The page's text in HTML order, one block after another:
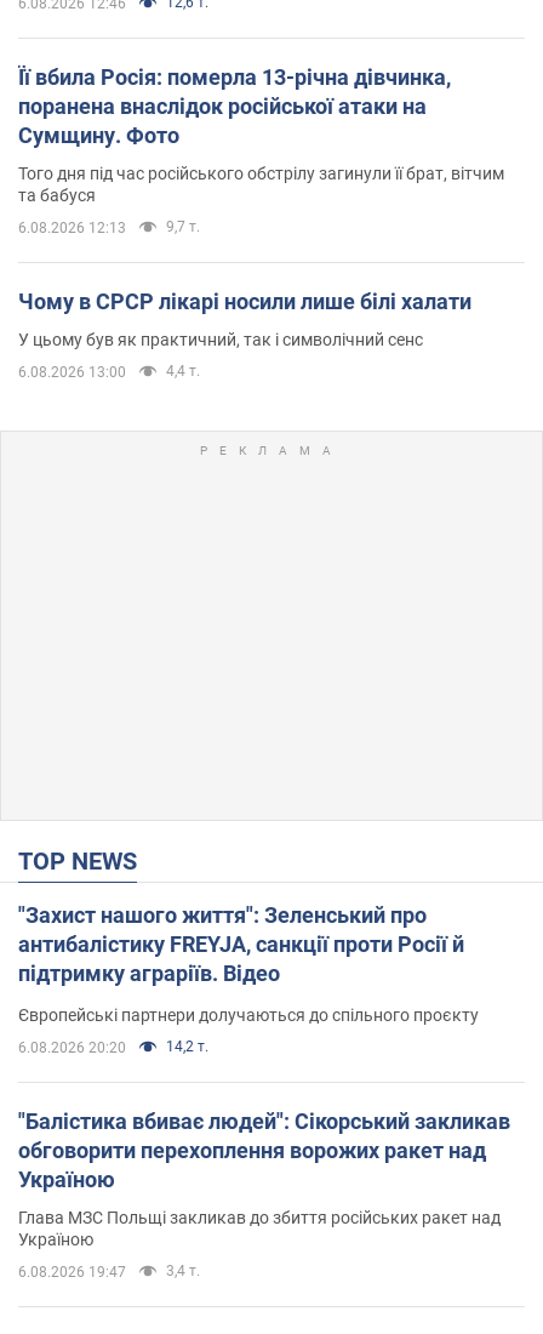
Її вбила Росія: померла 13-річна дівчинка,
поранена внаслідок російської атаки на
Сумщину. Фото
Того дня під час російського обстрілу загинули її брат, вітчим
та бабуся
6.08.2026 12:13 9,7 т.
Чому в СРСР лікарі носили лише білі халати
У цьому був як практичний, так і символічний сенс
6.08.2026 13:00 4,4 т.
TOP NEWS
"Захист нашого життя": Зеленський про
антибалістику FREYJA, санкції проти Росії й
підтримку аграріїв. Відео
Європейські партнери долучаються до спільного проєкту
6.08.2026 20:20 14,2 т.
"Балістика вбиває людей": Сікорський закликав
обговорити перехоплення ворожих ракет над
Україною
Глава МЗС Польщі закликав до збиття російських ракет над
Україною
6.08.2026 19:47 3,4 т.